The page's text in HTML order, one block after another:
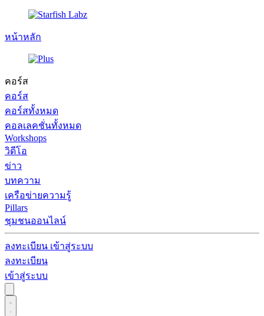
หน้าหลัก
คอร์ส
คอร์ส
คอร์สทั้งหมด
คอลเลคชั่นทั้งหมด
Workshops
วิดีโอ
ข่าว
บทความ
เครือข่ายความรู้
Pillars
ชุมชนออนไลน์
ลงทะเบียน เข้าสู่ระบบ
ลงทะเบียน
เข้าสู่ระบบ